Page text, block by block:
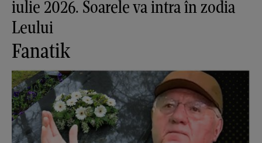
iulie 2026. Soarele va intra în zodia
Leului
Fanatik